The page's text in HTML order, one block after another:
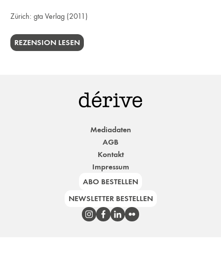
Zürich:gta Verlag (2011)
REZENSION LESEN
Mediadaten
AGB
Kontakt
Impressum
ABO BESTELLEN
NEWSLETTER BESTELLEN